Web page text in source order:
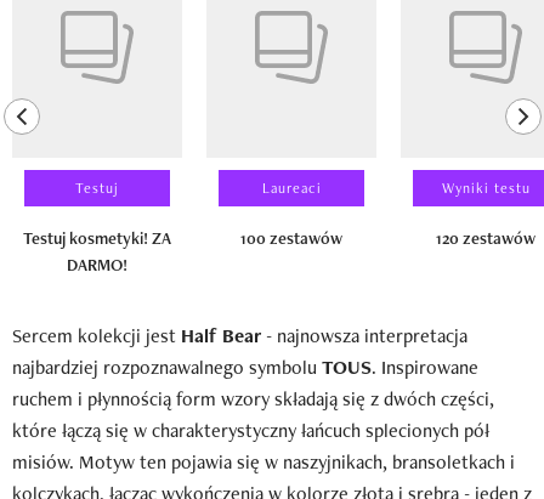
previous element
Testuj
Testuj kosmetyki! ZA
DARMO!
Laureaci
100 zestawów
Wyniki testu
120 zestawów
Sercem kolekcji jest Half Bear - najnowsza interpretacja
najbardziej rozpoznawalnego symbolu TOUS. Inspirowane
ruchem i płynnością form wzory składają się z dwóch części,
które łączą się w charakterystyczny łańcuch splecionych pół
misiów. Motyw ten pojawia się w naszyjnikach, bransoletkach i
kolczykach, łącząc wykończenia w kolorze złota i srebra - jeden z